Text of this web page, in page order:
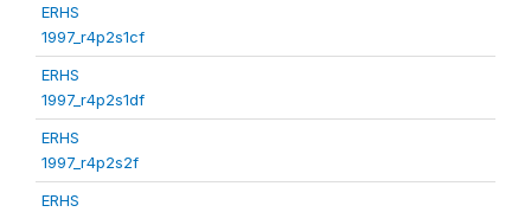
ERHS
1997_r4p2s1cf
ERHS
1997_r4p2s1df
ERHS
1997_r4p2s2f
ERHS